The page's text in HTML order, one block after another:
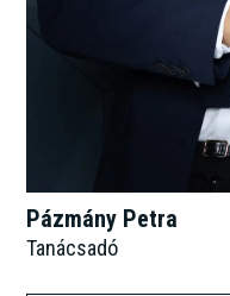
Pázmány Petra
Tanácsadó